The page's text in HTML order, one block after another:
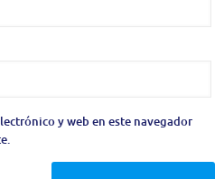
y web en este navegador